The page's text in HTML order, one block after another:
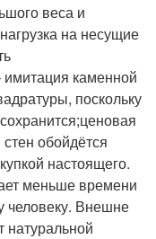
веса и
на несущие
каменной
поскольку
обойдётся
настоящего.
меньше времени
человеку. Внешне
натуральной